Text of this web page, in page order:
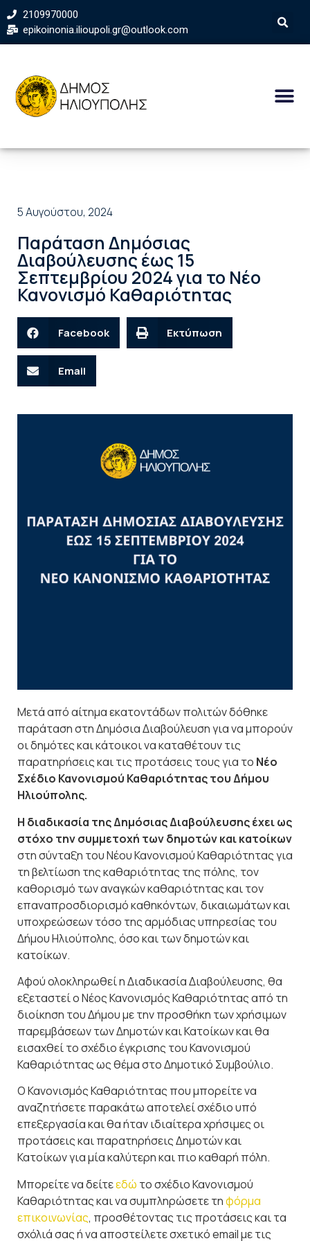
2109970000
epikoinonia.ilioupoli.gr@outlook.com
5 Αυγούστου, 2024
Παράταση Δημόσιας
Διαβούλευσης έως 15
Σεπτεμβρίου 2024 για το Νέο
Κανονισμό Καθαριότητας
Facebook Εκτύπωση
Email
Μετά από αίτημα εκατοντάδων πολιτών δόθηκε
παράταση στη Δημόσια Διαβούλευση για να μπορούν
οι δημότες και κάτοικοι να καταθέτουν τις
παρατηρήσεις και τις προτάσεις τους για το Νέο
Σχέδιο Κανονισμού Καθαριότητας του Δήμου
Ηλιούπολης.
Η διαδικασία της Δημόσιας Διαβούλευσης έχει ως
στόχο την συμμετοχή των δημοτών και κατοίκων
στη σύνταξη του Νέου Κανονισμού Καθαριότητας για
τη βελτίωση της καθαριότητας της πόλης, τον
καθορισμό των αναγκών καθαριότητας και τον
επαναπροσδιορισμό καθηκόντων, δικαιωμάτων και
υποχρεώσεων τόσο της αρμόδιας υπηρεσίας του
Δήμου Ηλιούπολης, όσο και των δημοτών και
κατοίκων.
Αφού ολοκληρωθεί η Διαδικασία Διαβούλευσης, θα
εξεταστεί ο Νέος Κανονισμός Καθαριότητας από τη
διοίκηση του Δήμου με την προσθήκη των χρήσιμων
παρεμβάσεων των Δημοτών και Κατοίκων και θα
εισαχθεί το σχέδιο έγκρισης του Κανονισμού
Καθαριότητας ως θέμα στο Δημοτικό Συμβούλιο.
Ο Κανονισμός Καθαριότητας που μπορείτε να
αναζητήσετε παρακάτω αποτελεί σχέδιο υπό
επεξεργασία και θα ήταν ιδιαίτερα χρήσιμες οι
προτάσεις και παρατηρήσεις Δημοτών και
Κατοίκων για μία καλύτερη και πιο καθαρή πόλη.
Μπορείτε να δείτεεδώ το σχέδιο Κανονισμού
Καθαριότητας και να συμπληρώσετε τηφόρμα
επικοινωνίας, προσθέτοντας τις προτάσεις και τα
σχόλιά σας ή να αποστείλετε σχετικό email με τις